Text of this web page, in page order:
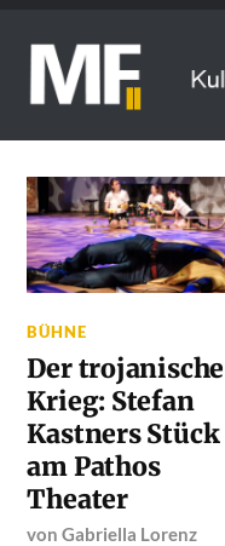
BÜHNE
Der trojanische
Krieg: Stefan
Kastners Stück
am Pathos
Theater
vonGabriella Lorenz